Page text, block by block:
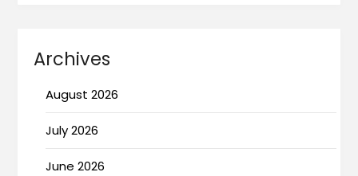
Archives
August 2026
July 2026
June 2026